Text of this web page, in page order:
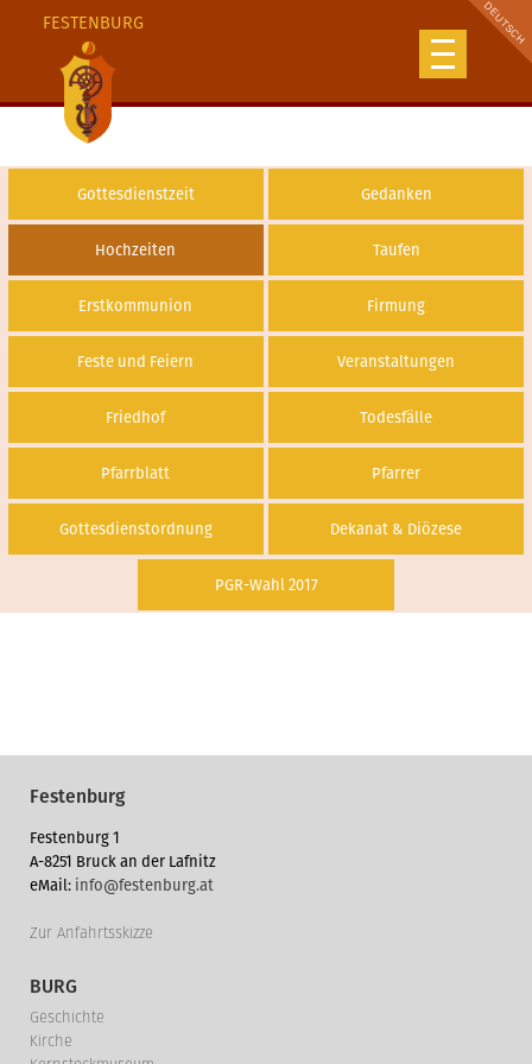
FESTENBURG
Gottesdienstzeit Gedanken
Hochzeiten Taufen
Erstkommunion Firmung
Feste und Feiern Veranstaltungen
Friedhof Todesfälle
Pfarrblatt Pfarrer
Gottesdienstordnung Dekanat & Diözese
PGR-Wahl 2017
Festenburg
Festenburg 1
A-8251 Bruck an der Lafnitz
eMail: info@festenburg.at
Zur Anfahrtsskizze
BURG
Geschichte
Kirche